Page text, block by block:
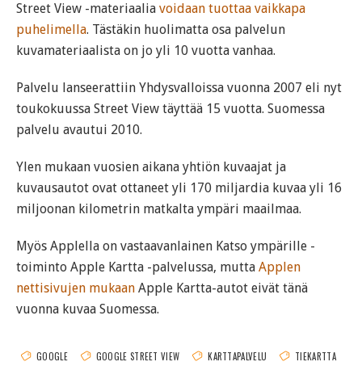
Street View -materiaalia voidaan tuottaa vaikkapa
puhelimella. Tästäkin huolimatta osa palvelun
kuvamateriaalista on jo yli 10 vuotta vanhaa.
Palvelu lanseerattiin Yhdysvalloissa vuonna 2007 eli nyt
toukokuussa Street View täyttää 15 vuotta. Suomessa
palvelu avautui 2010.
Ylen mukaan vuosien aikana yhtiön kuvaajat ja
kuvausautot ovat ottaneet yli 170 miljardia kuvaa yli 16
miljoonan kilometrin matkalta ympäri maailmaa.
Myös Applella on vastaavanlainen Katso ympärille -
toiminto Apple Kartta -palvelussa, mutta Applen
nettisivujen mukaan Apple Kartta-autot eivät tänä
vuonna kuvaa Suomessa.
GOOGLE GOOGLE STREET VIEW KARTTAPALVELU
TIEKARTTA